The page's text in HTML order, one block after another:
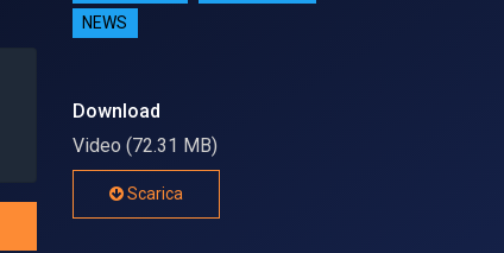
NEWS
Download
Video (72.31 MB)
Scarica